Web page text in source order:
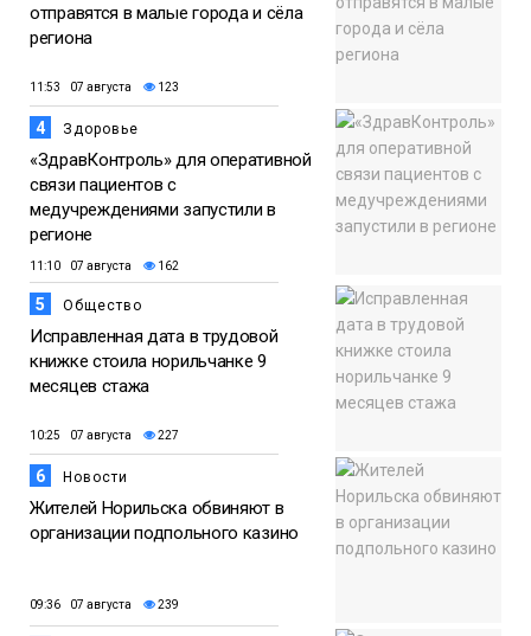
отправятся в малые города и сёла
региона
11:53 07 августа 123
4 Здоровье
«ЗдравКонтроль» для оперативной
связи пациентов с
медучреждениями запустили в
регионе
11:10 07 августа 162
5 Общество
Исправленная дата в трудовой
книжке стоила норильчанке 9
месяцев стажа
10:25 07 августа 227
6 Новости
Жителей Норильска обвиняют в
организации подпольного казино
09:36 07 августа 239